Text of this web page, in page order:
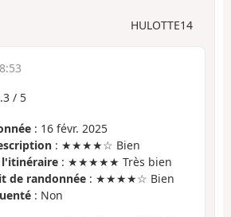
HULOTTE14
/ 5
: 16 févr. 2025
: ★★★★☆ Bien
l'itinéraire : ★★★★★ Très bien
de randonnée : ★★★★☆ Bien
: Non